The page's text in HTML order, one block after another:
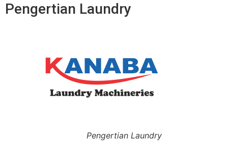
Pengertian Laundry
Pengertian Laundry